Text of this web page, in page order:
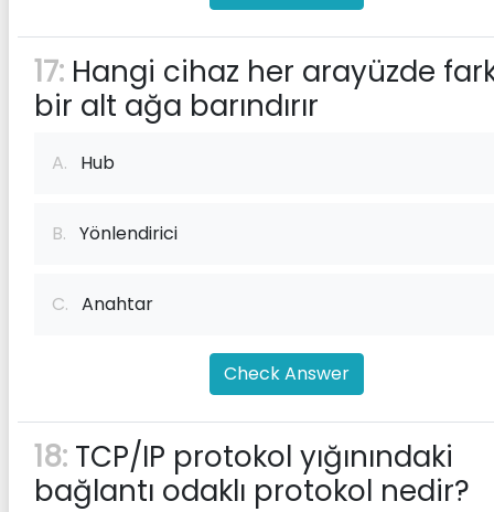
17: Hangi cihaz her arayüzde
bir alt ağa barındırır
A. Hub
B. Yönlendirici
C. Anahtar
Check Answer
18: TCP/IP protokol yığınındaki
bağlantı odaklı protokol nedir?